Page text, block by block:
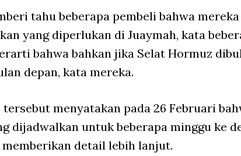
tahu beberapa pembeli bahwa
yang diperlukan di Juaymah, kata
bahwa bahkan jika Selat Hormuz
depan, kata mereka.
tersebut menyatakan pada 26 Februari
dijadwalkan untuk beberapa minggu ke
memberikan detail lebih lanjut.